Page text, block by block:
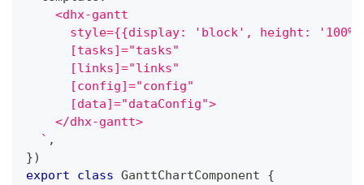
    <dhx-gantt
style={{display: 'block', height:
      [tasks]="tasks"
      [links]="links"
      [config]="config"
      [data]="dataConfig">
    </dhx-gantt>
` ,
})
export
class GanttChartComponent
{